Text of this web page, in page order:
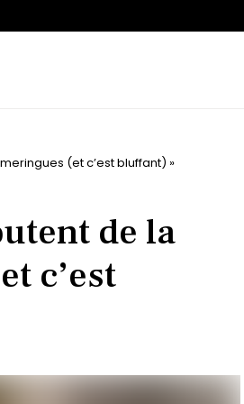
(et c’est bluffant) »
de la
c’est